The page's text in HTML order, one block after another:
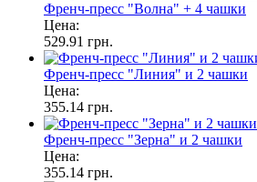
Френч-пресс "Волна" + 4 чашки
Цена:
529.91 грн.
Френч-пресс "Линия" и 2 чашки
Цена:
355.14 грн.
Френч-пресс "Зерна" и 2 чашки
Цена:
355.14 грн.